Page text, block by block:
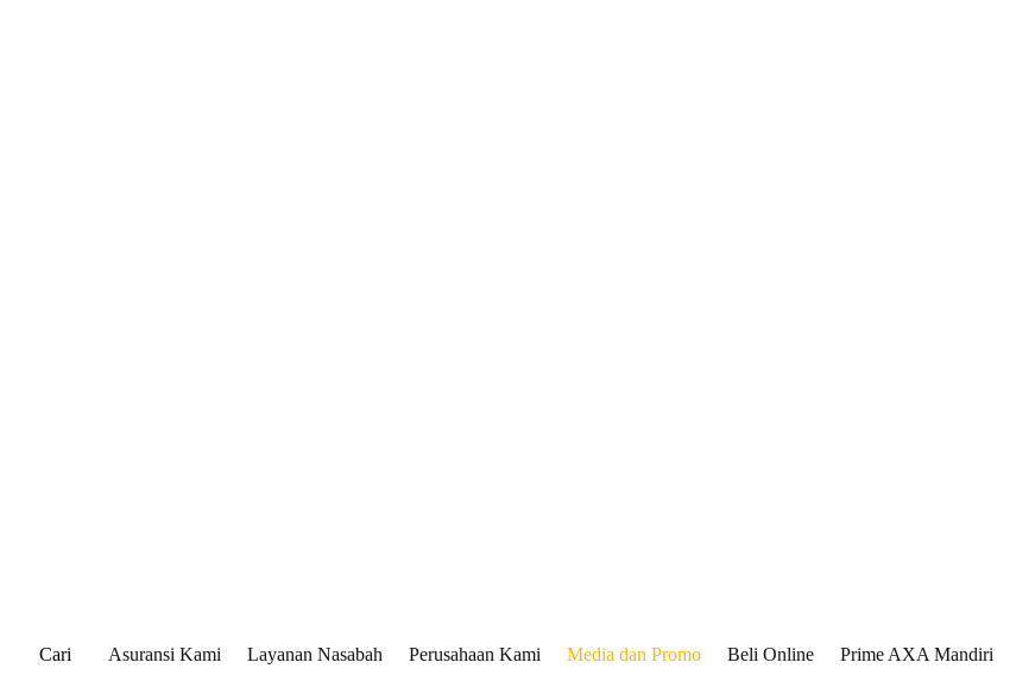
Cari Asuransi Kami Layanan Nasabah Perusahaan Kami Media dan Promo Beli Online
Prime AXA Mandiri